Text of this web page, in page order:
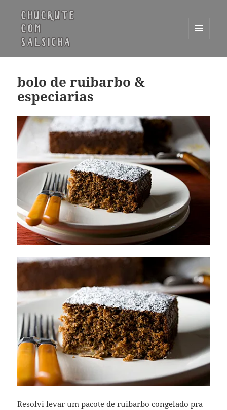
WIDGETS
bolo de ruibarbo &
especiarias
Resolvi levar um pacote de ruibarbo congelado pra